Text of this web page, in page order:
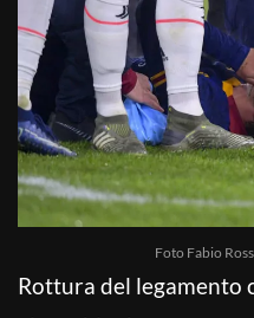
Foto Fabio
Rottura del legamento